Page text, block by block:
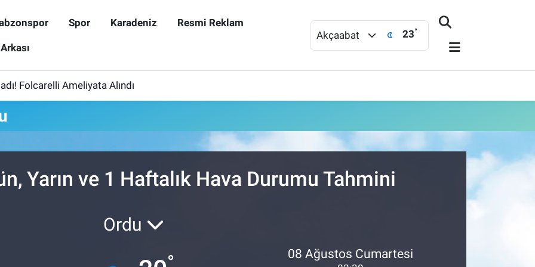
Spor Karadeniz Resmi Reklam
Akçaabat 23°
Folcarelli Ameliyata Alındı
Yarın ve 1 Haftalık Hava Durumu Tahmini
Ordu
° 08 Ağustos Cumartesi